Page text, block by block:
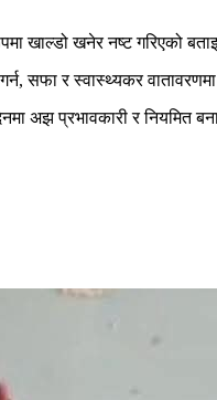
खाल्डो खनेर नष्ट गरिएको
सफा र स्वास्थ्यकर
अझ प्रभावकारी र नियमित